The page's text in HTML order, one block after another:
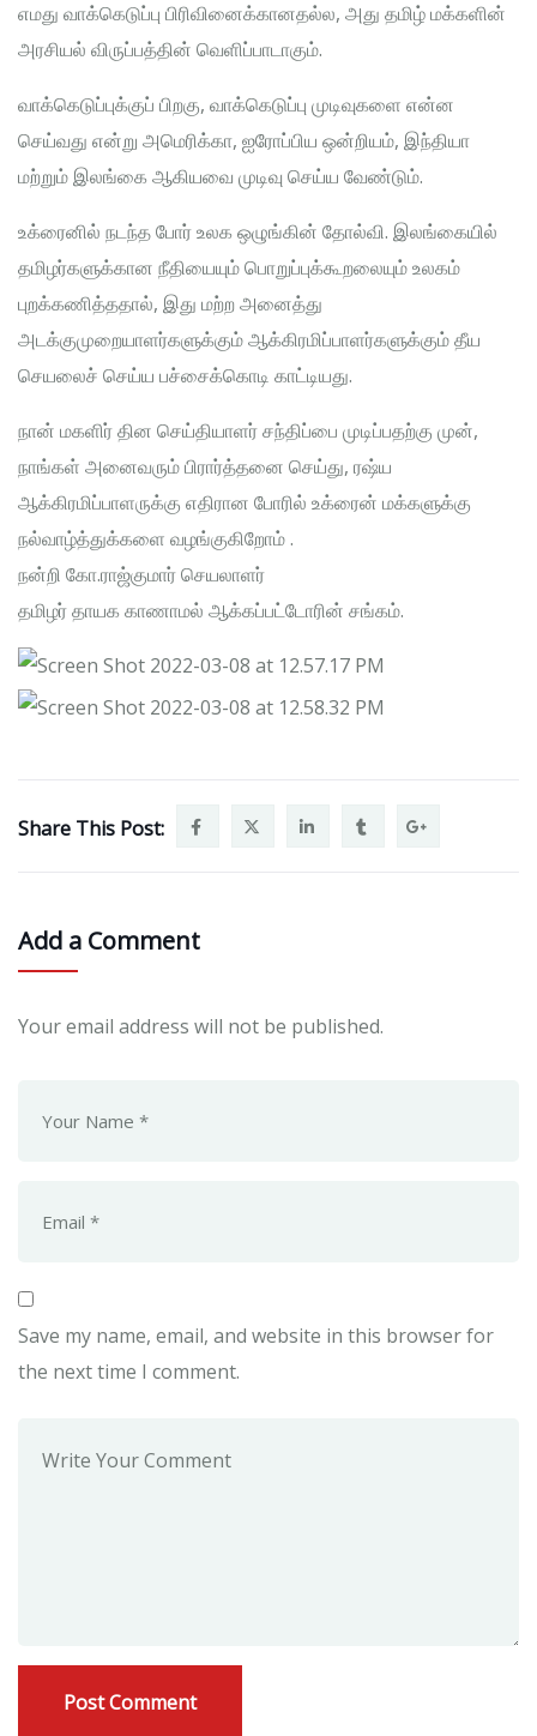
எமது வாக்கெடுப்பு பிரிவினைக்கானதல்ல, அது தமிழ் மக்களின்
அரசியல் விருப்பத்தின் வெளிப்பாடாகும்.
வாக்கெடுப்புக்குப் பிறகு, வாக்கெடுப்பு முடிவுகளை என்ன
செய்வது என்று அமெரிக்கா, ஐரோப்பிய ஒன்றியம், இந்தியா
மற்றும் இலங்கை ஆகியவை முடிவு செய்ய வேண்டும்.
உக்ரைனில் நடந்த போர் உலக ஒழுங்கின் தோல்வி. இலங்கையில்
தமிழர்களுக்கான நீதியையும் பொறுப்புக்கூறலையும் உலகம்
புறக்கணித்ததால், இது மற்ற அனைத்து
அடக்குமுறையாளர்களுக்கும் ஆக்கிரமிப்பாளர்களுக்கும் தீய
செயலைச் செய்ய பச்சைக்கொடி காட்டியது.
நான் மகளிர் தின செய்தியாளர் சந்திப்பை முடிப்பதற்கு முன்,
நாங்கள் அனைவரும் பிரார்த்தனை செய்து, ரஷ்ய
ஆக்கிரமிப்பாளருக்கு எதிரான போரில் உக்ரைன் மக்களுக்கு
நல்வாழ்த்துக்களை வழங்குகிறோம் .
நன்றி கோ.ராஜ்குமார் செயலாளர்
தமிழர் தாயக காணாமல் ஆக்கப்பட்டோரின் சங்கம்.
Share This Post:
Add a Comment
Your email address will not be published.
Save my name, email, and website in this browser for
the next time I comment.